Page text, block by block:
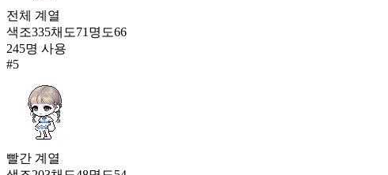
전체 계열
색조335채도71 명도66
245명 사용
#5
빨간 계열